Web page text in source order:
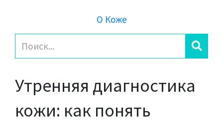
О Коже
Утренняя диагностика
кожи: как понять